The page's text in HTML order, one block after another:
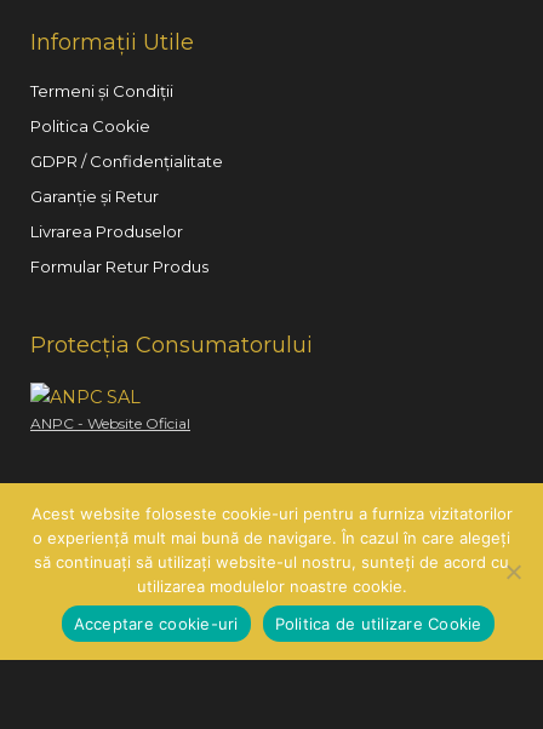
Informații Utile
Termeni și Condiții
Politica Cookie
GDPR / Confidențialitate
Garanție și Retur
Livrarea Produselor
Formular Retur Produs
Protecția Consumatorului
ANPC - Website Oficial
Copyright © 2026Hair Line| SC HAIR LINE SRL | CUI:
RO21260585 | J26/419/2007
Acest website foloseste cookie-uri pentru a furniza vizitatorilor
o experiență mult mai bună de navigare. În cazul în care alegeți
să continuați să utilizați website-ul nostru, sunteți de acord cu
utilizarea modulelor noastre cookie.
Acceptare cookie-uri
Politica de utilizare Cookie